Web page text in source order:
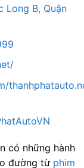
Long B, Quận
có những hành
đường từ phim